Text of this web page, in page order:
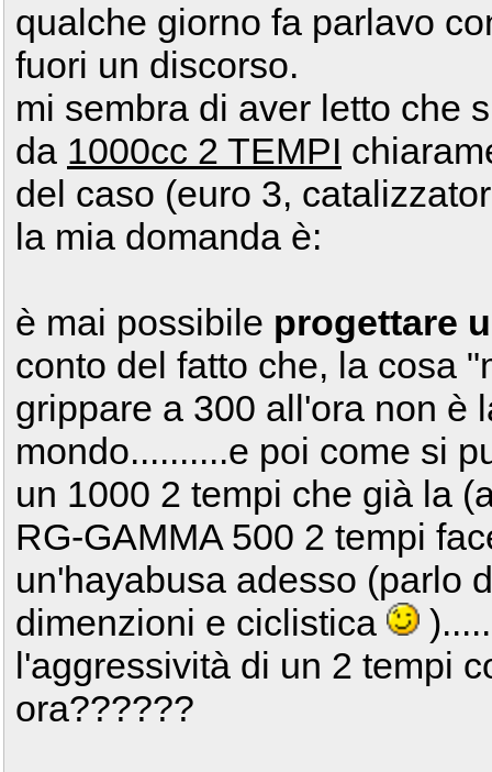
qualche giorno fa parlavo
fuori un discorso.
mi sembra di aver letto che
da 1000cc 2 TEMPI
del caso (euro 3,
la mia domanda è:
è mai possibile progettare
conto del fatto che, la cosa
grippare a 300 all'ora non è
mondo..........e poi come si
un 1000 2 tempi che già la
RG-GAMMA 500 2 tempi
un'hayabusa adesso (parlo
dimenzioni e ciclistica
l'aggressività di un 2 tempi
ora??????